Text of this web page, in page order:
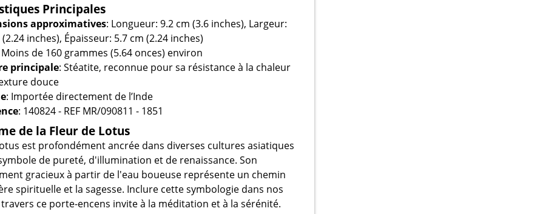
Principales
approximatives: Longueur: 9.2 cm (3.6 inches), Largeur:
(2.24 inches), Épaisseur: 5.7 cm (2.24 inches)
Moins de 160 grammes (5.64 onces) environ
principale: Stéatite, reconnue pour sa résistance à la chaleur
douce
: Importée directement de l’Inde
: 140824 - REF MR/090811 - 1851
de la Fleur de Lotus
est profondément ancrée dans diverses cultures asiatiques
de pureté, d'illumination et de renaissance. Son
gracieux à partir de l'eau boueuse représente un chemin
spirituelle et la sagesse. Inclure cette symbologie dans nos
ce porte-encens invite à la méditation et à la sérénité.